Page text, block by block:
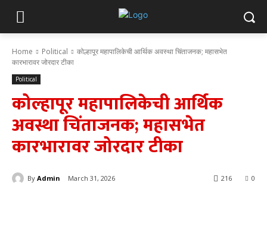
Home Political
कोल्हापूर महापालिकेची आर्थिक अवस्था चिंताजनक; महासभेत
कारभारावर जोरदार टीका
Political
कोल्हापूर महापालिकेची आर्थिक
अवस्था चिंताजनक; महासभेत
कारभारावर जोरदार टीका
By Admin March 31, 2026 0
216